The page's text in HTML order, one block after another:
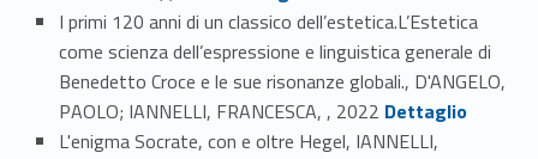
I primi 120 anni di un classico dell’estetica.L’Estetica
come scienza dell’espressione e linguistica generale di
Benedetto Croce e le sue risonanze globali., D'ANGELO,
PAOLO; IANNELLI, FRANCESCA, , 2022 Link identifier #identifier_person_48386-16
Dettaglio
L'enigma Socrate, con e oltre Hegel, IANNELLI,